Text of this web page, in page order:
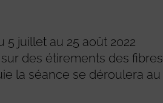
5 juillet au 25 août 2022
des étirements des fibres
la séance se déroulera au